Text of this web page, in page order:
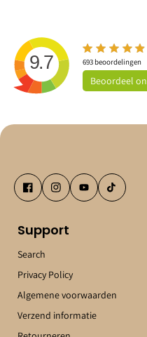
9.7 693beoordelingen
Beoordeel
Support
Search
Privacy Policy
Algemene voorwaarden
Verzend informatie